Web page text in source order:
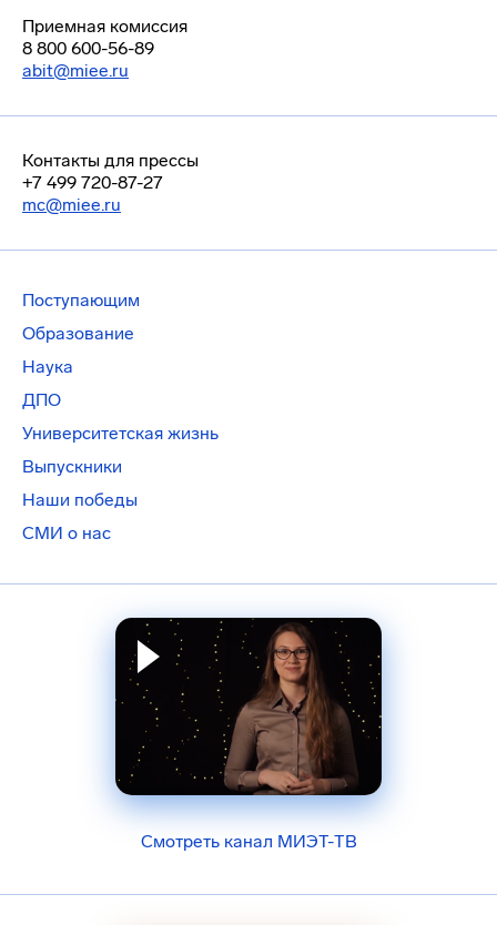
Приемная комиссия
8 800 600-56-89
abit@miee.ru
Контакты для прессы
+7 499 720-87-27
mc@miee.ru
Поступающим
Образование
Наука
ДПО
Университетская жизнь
Выпускники
Наши победы
СМИ о нас
Смотреть канал МИЭТ-ТВ